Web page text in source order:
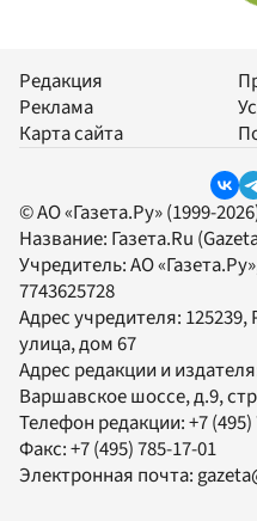
Редакция
Реклама
Карта сайта
© АО «Газета.Ру» (1999-
Название: Газета.Ru
Учредитель:АО «Газета.Ру»
7743625728
Адрес учредителя:
улица, дом 67
Адрес редакции и
Варшавское шоссе, д.9,
Телефон редакции:+7
Факс:+7 (495) 785-17-01
Электронная почта: